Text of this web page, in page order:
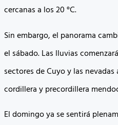
cercanas a los 20 °C.
Sin embargo, el panorama
el sábado. Las lluvias
sectores de Cuyo y las
cordillera y precordillera
El domingo ya se sentirá